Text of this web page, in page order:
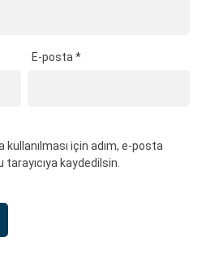
E-posta*
kullanılması için adım, e-posta
kaydedilsin.